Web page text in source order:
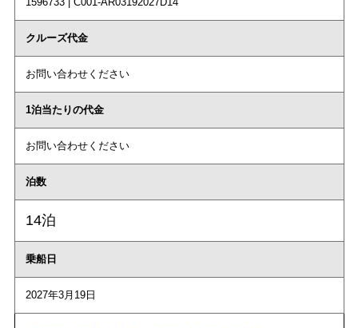
クルーズ代金
お問い合わせください
1泊当たりの代金
お問い合わせください
泊数
14泊
乗船日
2027年3月19日